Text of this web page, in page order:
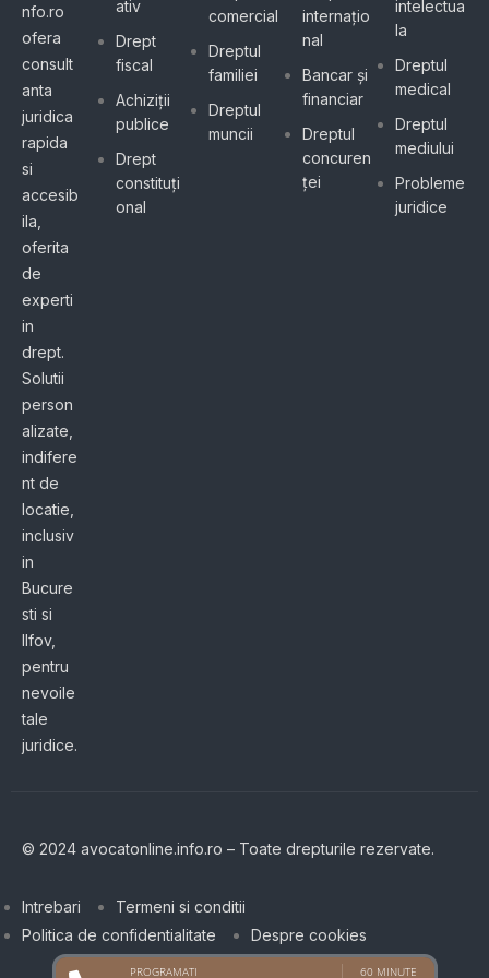
nfo.ro
ofera
consult
anta
juridica
rapida
si
accesib
ila,
oferita
de
experti
in
drept.
Solutii
person
alizate,
indifere
nt de
locatie,
inclusiv
in
Bucure
sti si
Ilfov,
pentru
nevoile
tale
juridice.
ativ
Drept
fiscal
Achiziții
publice
Drept
constituți
onal
comercial
Dreptul
familiei
Dreptul
muncii
internațio
nal
Bancar și
financiar
Dreptul
concuren
ței
intelectua
la
Dreptul
medical
Dreptul
mediului
Probleme
juridice
© 2024 avocatonline.info.ro – Toate drepturile rezervate.
Intrebari
Termeni si conditii
Politica de confidentialitate
Despre cookies
PROGRAMATI 60 MINUTE